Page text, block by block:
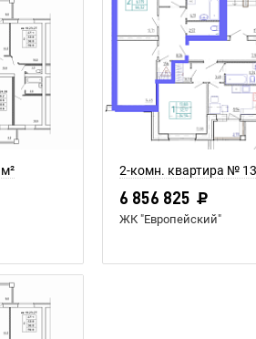
2-комн. квартира №
6 856 825
ЖК "Европейский"